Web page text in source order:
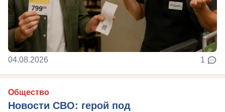
04.08.2026 1
Общество
Новости СВО: герой под